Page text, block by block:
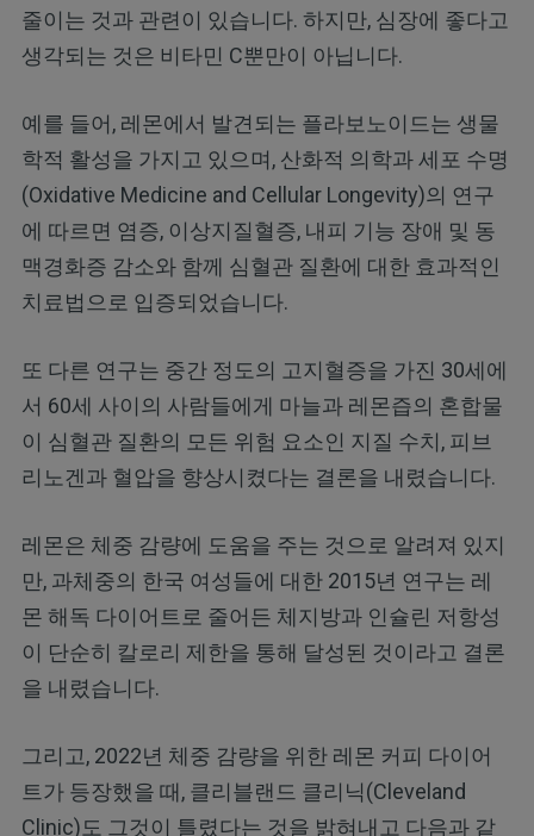
줄이는 것과 관련이 있습니다. 하지만, 심장에 좋다고
생각되는 것은 비타민 C뿐만이 아닙니다.
예를 들어, 레몬에서 발견되는 플라보노이드는 생물
학적 활성을 가지고 있으며, 산화적 의학과 세포 수명
(Oxidative Medicine and Cellular Longevity)의 연구
에 따르면 염증, 이상지질혈증, 내피 기능 장애 및 동
맥경화증 감소와 함께 심혈관 질환에 대한 효과적인
치료법으로 입증되었습니다.
또 다른 연구는 중간 정도의 고지혈증을 가진 30세에
서 60세 사이의 사람들에게 마늘과 레몬즙의 혼합물
이 심혈관 질환의 모든 위험 요소인 지질 수치, 피브
리노겐과 혈압을 향상시켰다는 결론을 내렸습니다.
레몬은 체중 감량에 도움을 주는 것으로 알려져 있지
만, 과체중의 한국 여성들에 대한 2015년 연구는 레
몬 해독 다이어트로 줄어든 체지방과 인슐린 저항성
이 단순히 칼로리 제한을 통해 달성된 것이라고 결론
을 내렸습니다.
그리고, 2022년 체중 감량을 위한 레몬 커피 다이어
트가 등장했을 때, 클리블랜드 클리닉(Cleveland
Clinic)도 그것이 틀렸다는 것을 밝혀내고 다음과 같